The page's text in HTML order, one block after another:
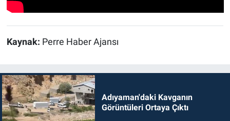
Kaynak: Perre Haber Ajansı
Adıyaman'daki Kavganın
Görüntüleri Ortaya Çıktı